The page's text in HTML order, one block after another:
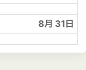
8月 31